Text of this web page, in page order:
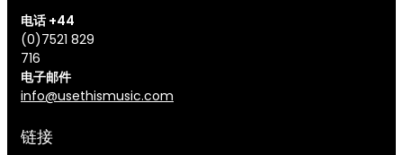
电话 +44
(0)7521 829
716
电子邮件
info@usethismusic.com
链接